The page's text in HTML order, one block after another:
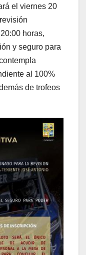
el viernes 20
horas,
y seguro para
al 100%
de trofeos